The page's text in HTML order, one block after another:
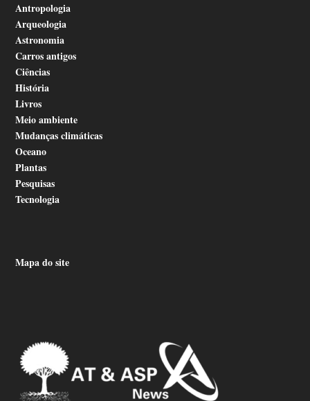
Antropologia
Arqueologia
Astronomia
Carros antigos
Ciências
História
Livros
Meio ambiente
Mudanças climáticas
Oceano
Plantas
Pesquisas
Tecnologia
Mapa do site